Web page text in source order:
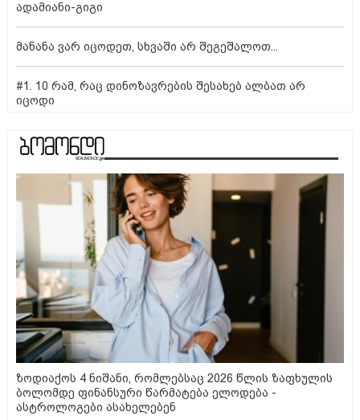
ადამიანი-გიგი
მანანა ვარ იცოდეთ, სხვაში არ შეგეშალოთ...
#1. 10 რამ, რაც დინოზავრების შესახებ ალბათ არ
იცოდი
ზოდიაქოს 4 ნიშანი, რომლებსაც 2026 წლის ზაფხულის
ბოლომდე ფინანსური წარმატება ელოდება -
ასტროლოგები ასახელებენ